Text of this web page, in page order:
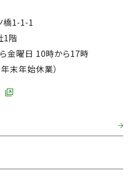
橋1-1-1
1階
金曜日 10時から17時
末年始休業）